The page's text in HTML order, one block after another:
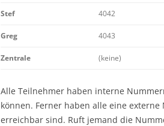
Stef 4042
Greg 4043
Zentrale (keine)
Alle Teilnehmer haben interne
können. Ferner haben alle eine
erreichbar sind. Ruft jemand die